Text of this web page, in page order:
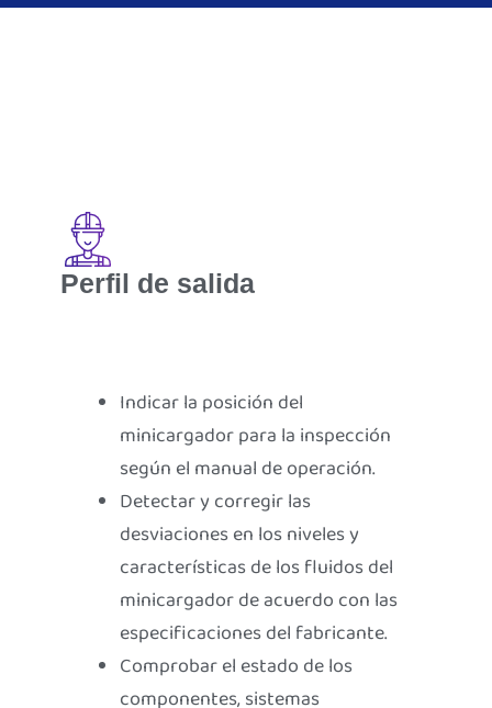
Perfil de salida
Indicar la posición del
minicargador para la inspección
según el manual de operación.
Detectar y corregir las
desviaciones en los niveles y
características de los fluidos del
minicargador de acuerdo con las
especificaciones del fabricante.
Comprobar el estado de los
componentes, sistemas